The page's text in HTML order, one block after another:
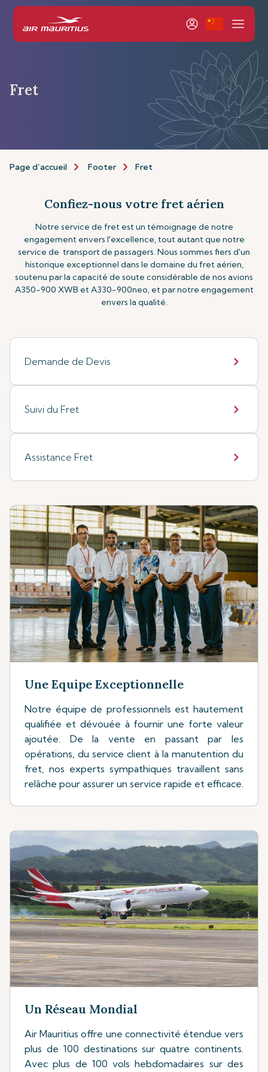
Fret
Page d’accueil Footer Fret
Confiez-nous votre fret aérien
Notre service de fret est un témoignage de notre
engagement envers l'excellence, tout autant que notre
service de transport de passagers. Nous sommes fiers d'un
historique exceptionnel dans le domaine du fret aérien,
soutenu par la capacité de soute considérable de nos avions
A350-900 XWB et A330-900neo, et par notre engagement
envers la qualité.
Demande de Devis
Suivi du Fret
Assistance Fret
Une Equipe Exceptionnelle
Notre équipe de professionnels est hautement
qualifiée et dévouée à fournir une forte valeur
ajoutée. De la vente en passant par les
opérations, du service client à la manutention du
fret, nos experts sympathiques travaillent sans
relâche pour assurer un service rapide et efficace.
Un Réseau Mondial
Air Mauritius offre une connectivité étendue vers
plus de 100 destinations sur quatre continents.
Avec plus de 100 vols hebdomadaires sur des